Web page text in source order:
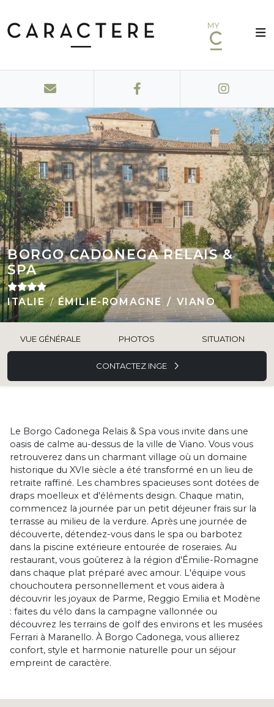
MY
BORGO CADONEGA RELAIS &
SPA
ITALIE ÉMILIE-ROMAGNE VIANO
VUE GÉNÉRALE PHOTOS SITUATION
CONTACTEZ INGE
Le Borgo Cadonega Relais & Spa vous invite dans une
oasis de calme au-dessus de la ville de Viano. Vous vous
retrouverez dans un charmant village où un domaine
historique du XVIe siècle a été transformé en un lieu de
retraite raffiné. Les chambres spacieuses sont dotées de
draps moelleux et d'éléments design. Chaque matin,
commencez la journée par un petit déjeuner frais sur la
terrasse au milieu de la verdure. Après une journée de
découverte, détendez-vous dans le spa ou barbotez
dans la piscine extérieure entourée de roseraies. Au
restaurant, vous goûterez à la région d'Émilie-Romagne
dans chaque plat préparé avec amour. L'équipe vous
chouchoutera personnellement et vous aidera à
découvrir les joyaux de Parme, Reggio Emilia et Modène
: faites du vélo dans la campagne vallonnée ou
découvrez les terrains de golf des environs et les musées
Ferrari à Maranello. À Borgo Cadonega, vous allierez
confort, style et harmonie naturelle pour un séjour
empreint de caractère.